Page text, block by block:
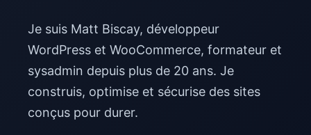
Je suis Matt Biscay, développeur
WordPress et WooCommerce, formateur et
sysadmin depuis plus de 20 ans. Je
construis, optimise et sécurise des sites
conçus pour durer.